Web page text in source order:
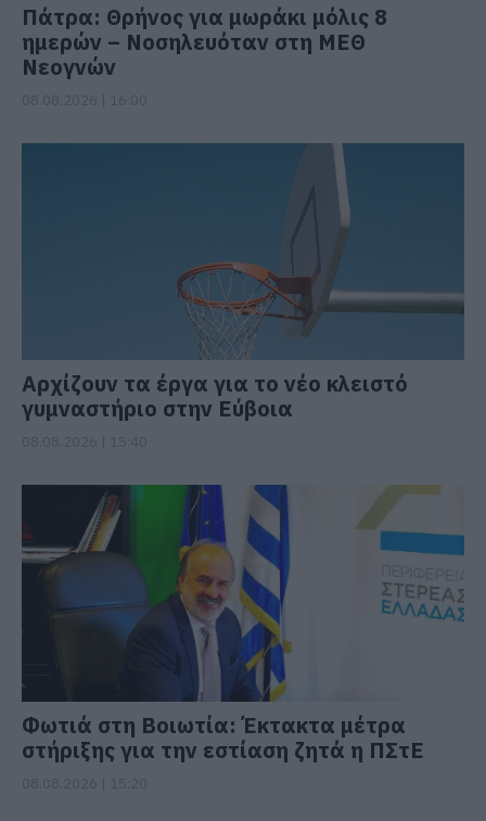
Πάτρα: Θρήνος για μωράκι μόλις 8
ημερών – Νοσηλευόταν στη ΜΕΘ
Νεογνών
Αρχίζουν τα έργα για το νέο κλειστό
γυμναστήριο στην Εύβοια
Φωτιά στη Βοιωτία: Έκτακτα μέτρα
στήριξης για την εστίαση ζητά η ΠΣτΕ